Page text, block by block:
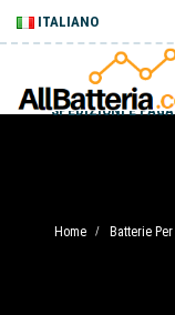
ITALIANO
SPEDIZIONI E
Home / Batterie